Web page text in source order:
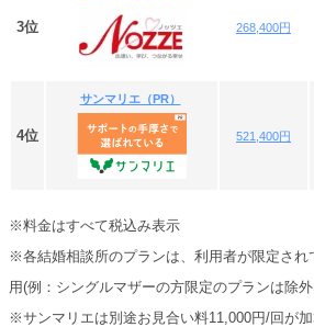
3位 268,400円
4位
サンマリエ（PR）
521,400円
※料金はすべて税込み表示
※各結婚相談所のプランは、利用者が限定され
用(例：シングルマザーの方限定のプランは除
※サンマリエは別途お見合い料11,000円/回が加